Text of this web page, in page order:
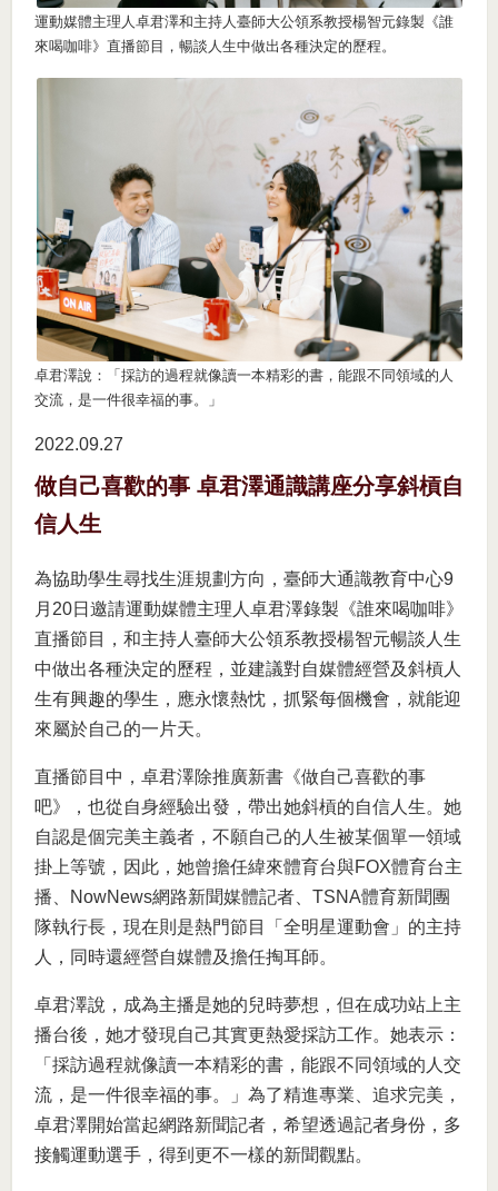
運動媒體主理人卓君澤和主持人臺師大公領系教授楊智元錄製《誰
來喝咖啡》直播節目，暢談人生中做出各種決定的歷程。
卓君澤說：「採訪的過程就像讀一本精彩的書，能跟不同領域的人
交流，是一件很幸福的事。」
2022.09 27
做自己喜歡的事 卓君澤通識講座分享斜槓自
信人生
為協助學生尋找生涯規劃方向，臺師大通識教育中心9
月20日邀請運動媒體主理人卓君澤錄製《誰來喝咖啡》
直播節目，和主持人臺師大公領系教授楊智元暢談人生
中做出各種決定的歷程，並建議對自媒體經營及斜槓人
生有興趣的學生，應永懷熱忱，抓緊每個機會，就能迎
來屬於自己的一片天。
直播節目中，卓君澤除推廣新書《做自己喜歡的事
吧》，也從自身經驗出發，帶出她斜槓的自信人生。她
自認是個完美主義者，不願自己的人生被某個單一領域
掛上等號，因此，她曾擔任緯來體育台與FOX體育台主
播、NowNews網路新聞媒體記者、TSNA體育新聞團
隊執行長，現在則是熱門節目「全明星運動會」的主持
人，同時還經營自媒體及擔任掏耳師。
卓君澤說，成為主播是她的兒時夢想，但在成功站上主
播台後，她才發現自己其實更熱愛採訪工作。她表示：
「採訪過程就像讀一本精彩的書，能跟不同領域的人交
流，是一件很幸福的事。」為了精進專業、追求完美，
卓君澤開始當起網路新聞記者，希望透過記者身份，多
接觸運動選手，得到更不一樣的新聞觀點。